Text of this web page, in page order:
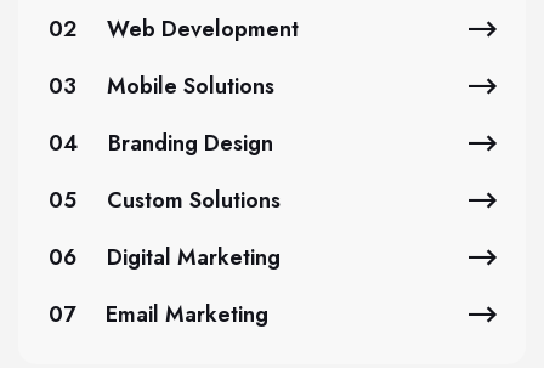
02
Web Development
03
Mobile Solutions
04
Branding Design
05
Custom Solutions
06
Digital Marketing
07
Email Marketing